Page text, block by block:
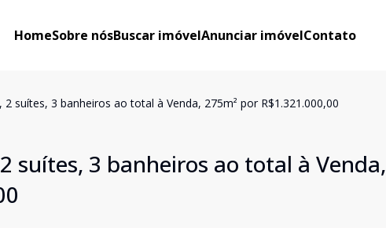
HomeSobre nósBuscar imóvelAnunciar imóvelContato
suítes, 3 banheiros ao total à Venda, 275m² por R$1.321.000,00
suítes, 3 banheiros ao total à Venda,